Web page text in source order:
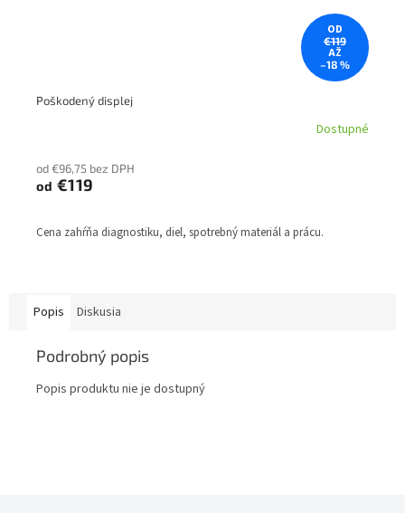
OD
€119
AŽ
–18 %
Poškodený displej
Dostupné
od €96,75 bez DPH
od €119
Cena zahŕňa diagnostiku, diel, spotrebný materiál a prácu.
Popis Diskusia
Podrobný popis
Popis produktu nie je dostupný